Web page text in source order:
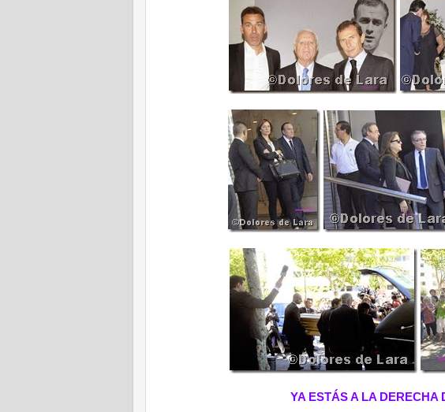
YA ESTÁS A LA DERECHA